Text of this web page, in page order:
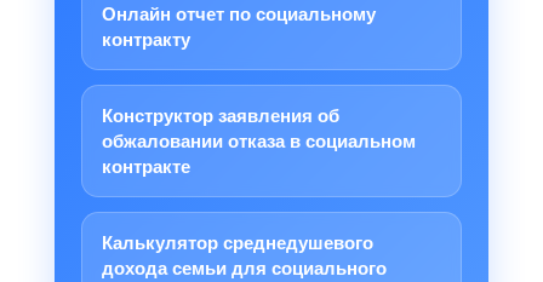
Онлайн отчет по социальному
контракту
Конструктор заявления об
обжаловании отказа в социальном
контракте
Калькулятор среднедушевого
дохода семьи для социального